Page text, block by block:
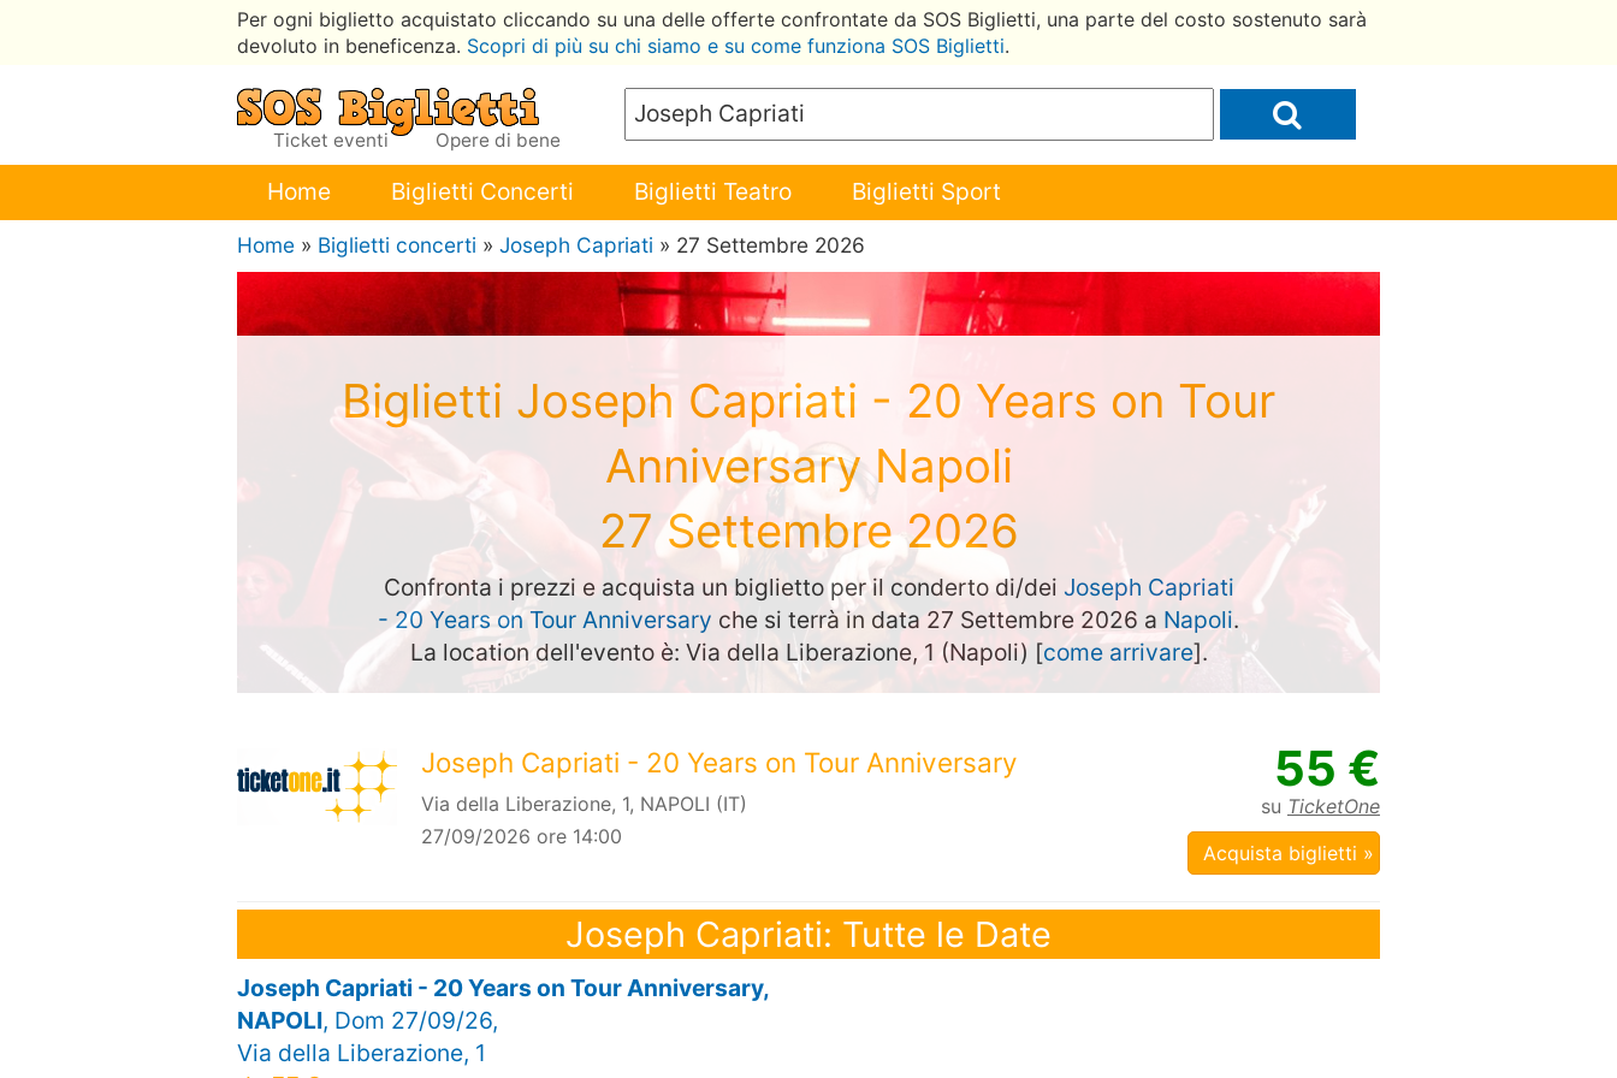
Per ogni biglietto acquistato cliccando su una delle offerte confrontate da SOS Biglietti, una parte del costo sostenuto sarà
devoluto in beneficenza. Scopri di più su chi siamo e su come funziona SOS Biglietti.
Ticket eventi Opere di bene
Home Biglietti Concerti Biglietti Teatro Biglietti Sport
Home » Biglietti concerti » Joseph Capriati » 27 Settembre 2026
Biglietti Joseph Capriati - 20 Years on Tour
Anniversary Napoli
27 Settembre 2026
Confronta i prezzi e acquista un biglietto per il conderto di/dei Joseph Capriati
- 20 Years on Tour Anniversary che si terrà in data 27 Settembre 2026 a Napoli.
La location dell'evento è: Via della Liberazione, 1 (Napoli) [come arrivare].
Joseph Capriati - 20 Years on Tour Anniversary
Via della Liberazione, 1, NAPOLI (IT)
27/09/2026 ore 14:00
55 €
su TicketOne
Acquista biglietti »
Joseph Capriati: Tutte le Date
Joseph Capriati - 20 Years on Tour Anniversary,
NAPOLI, Dom 27/09/26,
Via della Liberazione, 1